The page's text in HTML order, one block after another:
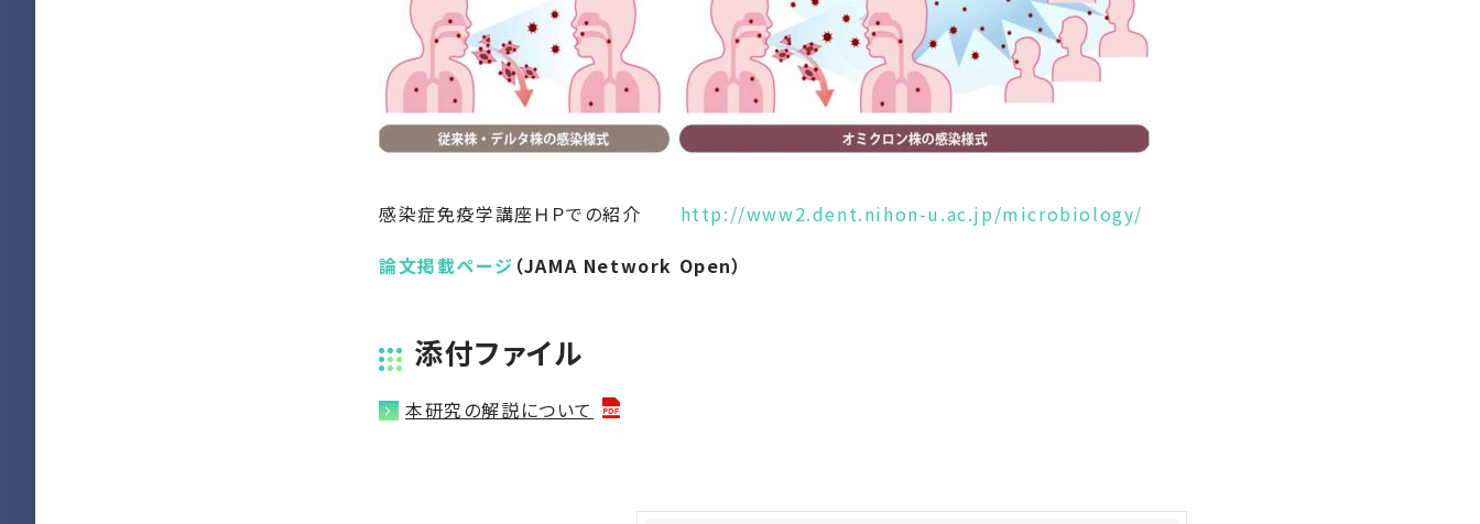
感染症免疫学講座ＨＰでの紹介 http://www2.dent.nihon-u.ac.jp/microbiology/
論文掲載ページ （JAMA Network Open）
添付ファイル
本研究の解説について